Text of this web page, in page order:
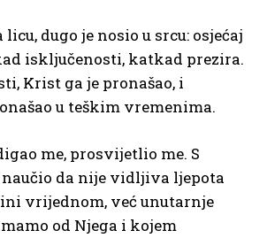
licu, dugo je nosio u srcu: osjećaj
isključenosti, katkad prezira.
Krist ga je pronašao, i
u teškim vremenima.
me, prosvijetlio me. S
da nije vidljiva ljepota
vrijednom, već unutarnje
od Njega i kojem